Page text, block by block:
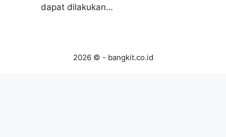
dapat dilakukan…
2026 © - bangkit.co.id